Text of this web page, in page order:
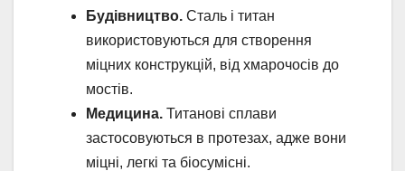
Будівництво. Сталь і титан
використовуються для створення
міцних конструкцій, від хмарочосів до
мостів.
Медицина. Титанові сплави
застосовуються в протезах, адже вони
міцні, легкі та біосумісні.